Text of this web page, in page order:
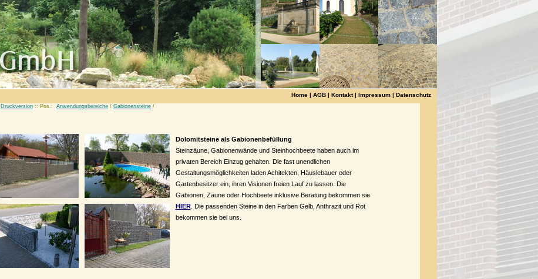
Home | AGB | Kontakt| Impressum | Datenschutz
Druckversion :: Pos.: Anwendungsbereiche / Gabionensteine /
Dolomitsteine als Gabionenbefüllung
Steinzäune, Gabionenwände und Steinhochbeete haben auch im
privaten Bereich Einzug gehalten. Die fast unendlichen
Gestaltungsmöglichkeiten laden Achitekten, Häuslebauer oder
Gartenbesitzer ein, ihren Visionen freien Lauf zu lassen. Die
Gabionen, Zäune oder Hochbeete inklusive Beratung bekommen sie
HIER. Die passenden Steine in den Farben Gelb, Anthrazit und Rot
bekommen sie bei uns.